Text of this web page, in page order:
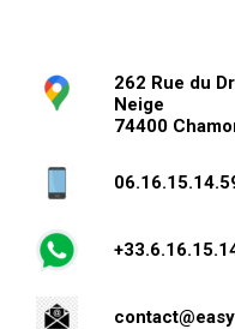
262 Rue du
Neige
74400
contact